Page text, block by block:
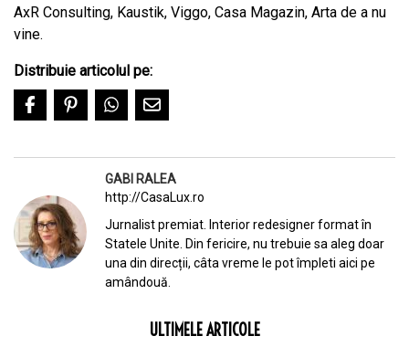
AxR Consulting, Kaustik, Viggo, Casa Magazin, Arta de a nu
vine.
Distribuie articolul pe:
GABI RALEA
http://CasaLux.ro
Jurnalist premiat. Interior redesigner format în
Statele Unite. Din fericire, nu trebuie sa aleg doar
una din direcții, câta vreme le pot împleti aici pe
amândouă.
ULTIMELE ARTICOLE